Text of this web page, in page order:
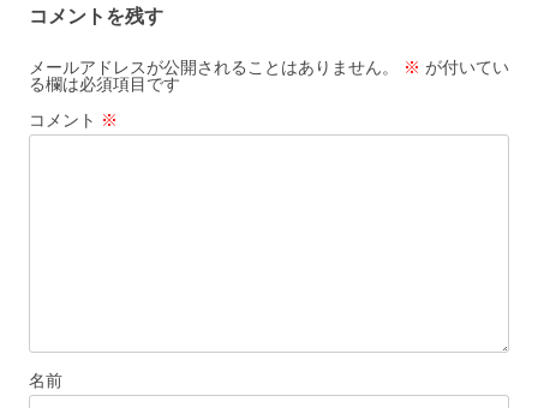
コメントを残す
メールアドレスが公開されることはありません。 ※ が付いてい
る欄は必須項目です
コメント ※
名前